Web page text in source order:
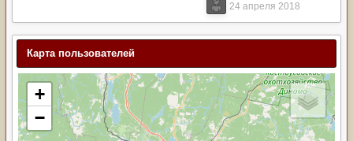
24 апреля 2018
Карта пользователей